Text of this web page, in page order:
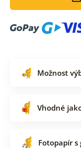
Možnost
Vhodné
Fotopapír s